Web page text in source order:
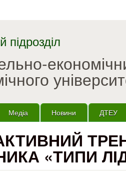
підрозділ
Медіа Новини ДТЕУ
«ТИПИ